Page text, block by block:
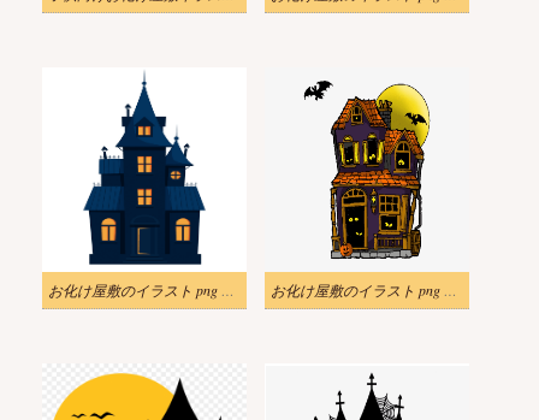
お化け屋敷のイラスト png ダウンロード お化け屋敷のイラスト png 画像